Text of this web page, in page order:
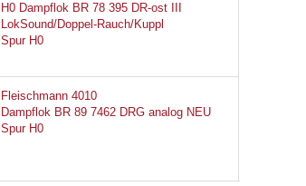
H0 Dampflok BR 78 395 DR-ost III
LokSound/Doppel-Rauch/Kuppl
Spur H0
Fleischmann 4010
Dampflok BR 89 7462 DRG analog NEU
Spur H0